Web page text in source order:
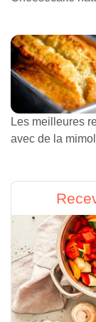
Les meilleures
avec de la